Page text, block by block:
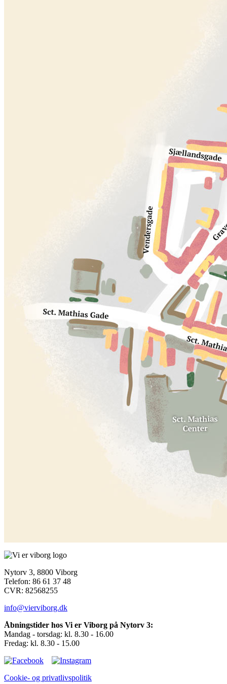
Nytorv 3, 8800 Viborg
Telefon: 86 61 37 48
CVR: 82568255
info@vierviborg.dk
Åbningstider hos Vi er Viborg på Nytorv 3:
Mandag - torsdag: kl. 8.30 - 16.00
Fredag: kl. 8.30 - 15.00
Cookie- og privatlivspolitik